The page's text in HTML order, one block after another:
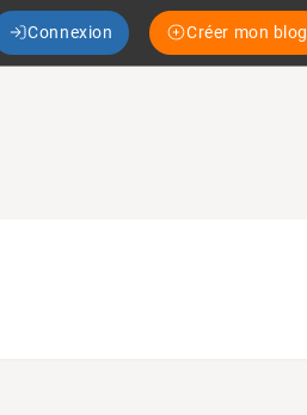
Connexion Créer mon blog